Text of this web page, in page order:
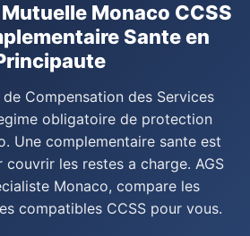
Monaco CCSS
Sante en
de Compensation des Services
obligatoire de protection
Une complementaire sante est
couvrir les restes a charge. AGS
Monaco, compare les
compatibles CCSS pour vous.